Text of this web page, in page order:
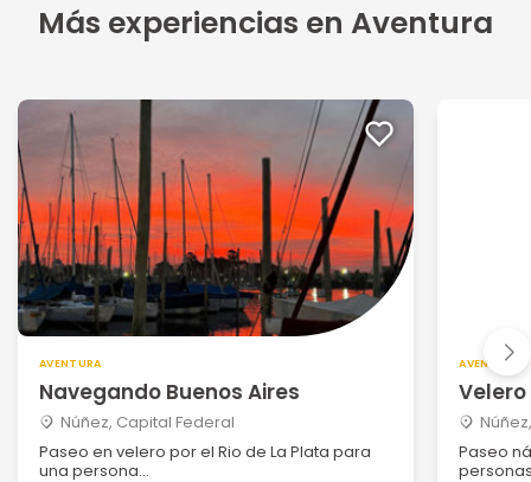
Más experiencias en Aventura
AVENTURA
Navegando Buenos Aires
Núñez, Capital Federal
Paseo en velero por el Rio de La Plata para
una persona...
AVENTURA
Paseo